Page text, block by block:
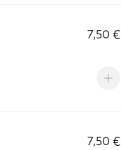
7,50 €
7,50 €